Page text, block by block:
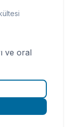
ve oral